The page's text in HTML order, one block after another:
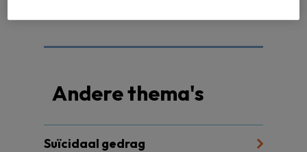
Andere thema's
Suïcidaal gedrag